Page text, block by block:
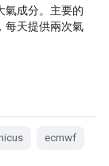
氣成分。主要的
每天提供兩次氣
ecmwf